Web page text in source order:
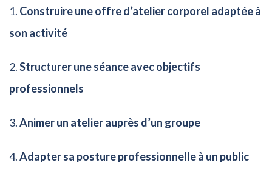
Construire une offre d’atelier corporel adaptée à
son activité
Structurer une séance avec objectifs
professionnels
Animer un atelier auprès d’un groupe
Adapter sa posture professionnelle à un public